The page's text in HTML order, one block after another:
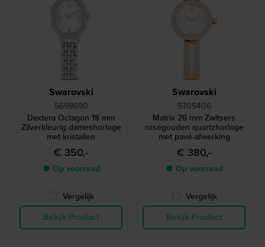
Swarovski
5698690
Dextera Octagon 18 mm
Zilverkleurig dameshorloge
met kristallen
€ 350,-
● Op voorraad
Vergelijk
Bekijk Product
Swarovski
5705406
Matrix 26 mm Zwitsers
roségouden quartzhorloge
met pavé-afwerking
€ 380,-
● Op voorraad
Vergelijk
Bekijk Product